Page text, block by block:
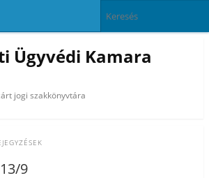
Ügyvédi Kamara
jogi szakkönyvtára
9